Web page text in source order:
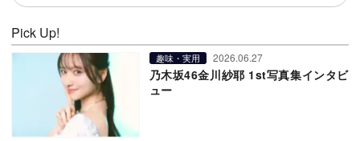
Pick Up!
趣味・実用 2026.06.27
乃木坂46金川紗耶 1st写真集インタビ
ュー